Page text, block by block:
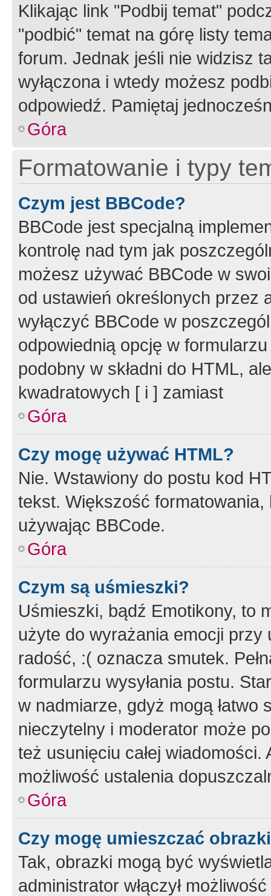
Klikając link "Podbij temat"
"podbić" temat na górę listy
forum. Jednak jeśli nie widzisz
wyłączona i wtedy możesz
odpowiedź. Pamiętaj
Góra
Formatowanie i typy
Czym jest BBCode?
BBCode jest specjalną
kontrolę nad tym jak
możesz używać BBCode w
od ustawień określonych przez
wyłączyć BBCode w
odpowiednią opcję w
podobny w składni do HTML,
kwadratowych [ i ] zamiast
Góra
Czy mogę używać HTML?
Nie. Wstawiony do postu kod
tekst. Większość
używając BBCode.
Góra
Czym są uśmieszki?
Uśmieszki, bądź Emotikony, to
użyte do wyrażania emocji
radość, :( oznacza smutek.
formularzu wysyłania postu.
w nadmiarze, gdyż mogą
nieczytelny i moderator może
też usunięciu całej
możliwość ustalenia
Góra
Czy mogę umieszczać
Tak, obrazki mogą być
administrator włączył